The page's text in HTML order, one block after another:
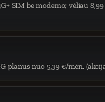
be modemo; vėliau 8,99
nuo 5,39 €/mėn.